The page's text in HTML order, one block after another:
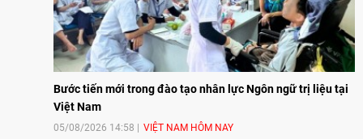
Bước tiến mới trong đào tạo nhân lực Ngôn ngữ trị liệu tại
Việt Nam
05/08/2026 14:58 VIỆT NAM HÔM NAY